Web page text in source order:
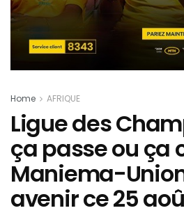
Home AFRIQUE
Ligue des
ça passe ou ça
Maniema-
avenir ce 25